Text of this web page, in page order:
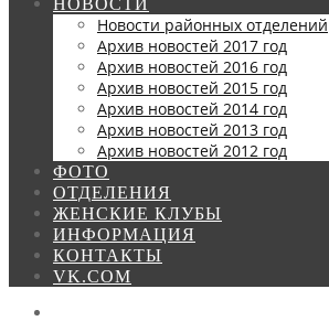
НОВОСТИ
Новости районных отделений
Архив новостей 2017 год
Архив новостей 2016 год
Архив новостей 2015 год
Архив новостей 2014 год
Архив новостей 2013 год
Архив новостей 2012 год
ФОТО
ОТДЕЛЕНИЯ
ЖЕНСКИЕ КЛУБЫ
ИНФОРМАЦИЯ
КОНТАКТЫ
VK.COM